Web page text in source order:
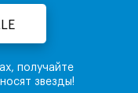
получайте
звезды!